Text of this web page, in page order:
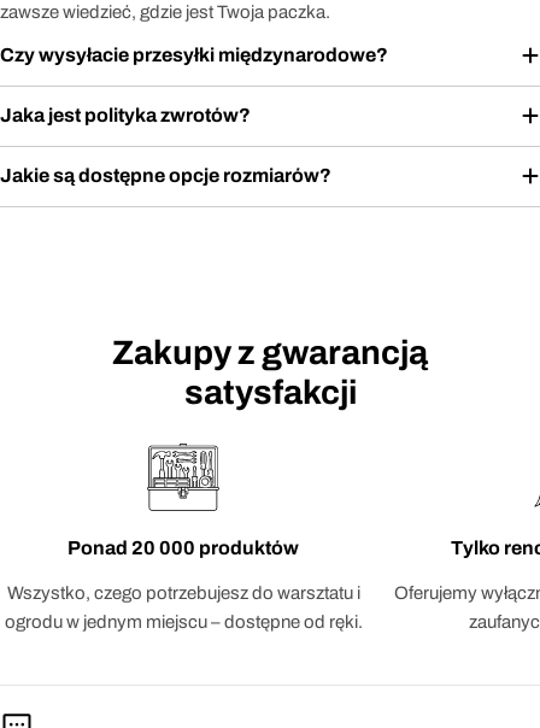
zawsze wiedzieć, gdzie jest Twoja paczka.
Czy wysyłacie przesyłki międzynarodowe?
Jaka jest polityka zwrotów?
Jakie są dostępne opcje rozmiarów?
Zakupy z gwarancją
satysfakcji
Ponad 20 000 produktów
Wszystko, czego potrzebujesz do warsztatu i
ogrodu w jednym miejscu – dostępne od ręki.
Tylko
Oferujemy